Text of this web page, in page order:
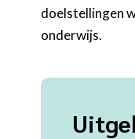
doelstellingen
onderwijs.